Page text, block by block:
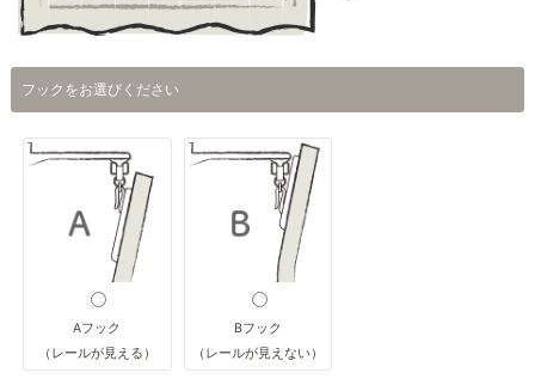
フックをお選びください
Aフック
（レールが見える）
Bフック
（レールが見えない）